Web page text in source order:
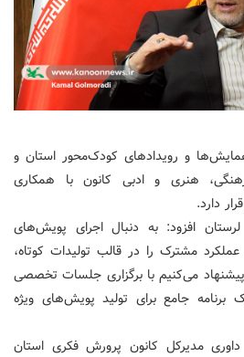
و رویدادهای کودک‌محور استان و
هنری و ادبی کانون با همکاری
دارد.
افزود: به دنبال اجرای پویش‌های
مشترک را در قالب تولیدات کوتاه،
پیشنهاد می‌کنیم با برگزاری جلسات تخصصی
جامع برای تولید پویش‌های ویژه
مدیرکل کانون پرورش فکری استان